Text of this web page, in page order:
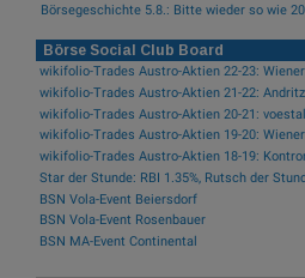
Börsegeschichte 5.8.: Bitte wieder so wie
Börse Social Club Board
wikifolio-Trades Austro-Aktien 21-22:
wikifolio-Trades Austro-Aktien 20-21:
wikifolio-Trades Austro-Aktien 19-20:
wikifolio-Trades Austro-Aktien 18-19:
Star der Stunde: RBI 1.35%, Rutsch der
BSN Vola-Event Beiersdorf
BSN Vola-Event Rosenbauer
BSN MA-Event Continental